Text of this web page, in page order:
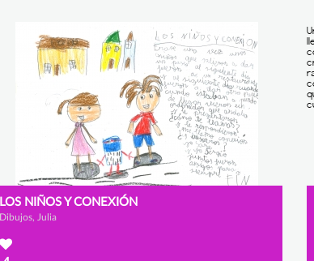
LOS NIÑOS Y CONEXIÓN
Dibujos, Julia